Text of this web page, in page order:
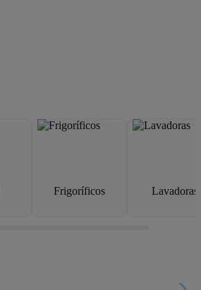
Frigoríficos Lavadoras